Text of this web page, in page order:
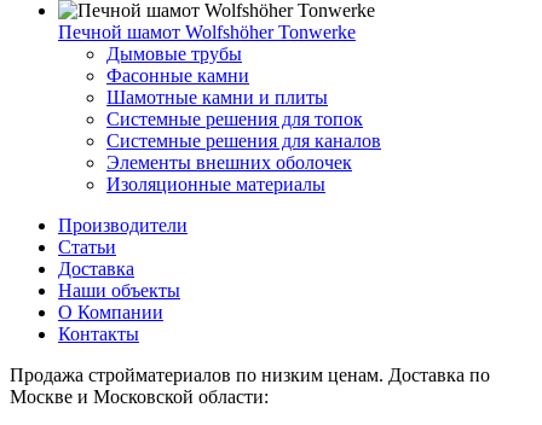
Печной шамот Wolfshöher Tonwerke
Дымовые трубы
Фасонные камни
Шамотные камни и плиты
Системные решения для топок
Системные решения для каналов
Элементы внешних оболочек
Изоляционные материалы
Производители
Статьи
Доставка
Наши объекты
О Компании
Контакты
Продажа стройматериалов по низким ценам. Доставка по
Москве и Московской области: